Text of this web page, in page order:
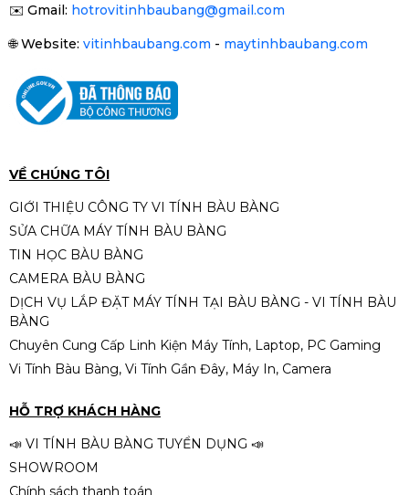
✉️ Gmail: hotrovitinhbaubang@gmail.com
🌐Website: vitinhbaubang.com - maytinhbaubang.com
VỀ CHÚNG TÔI
GIỚI THIỆU CÔNG TY VI TÍNH BÀU BÀNG
SỬA CHỮA MÁY TÍNH BÀU BÀNG
TIN HỌC BÀU BÀNG
CAMERA BÀU BÀNG
DỊCH VỤ LẮP ĐẶT MÁY TÍNH TẠI BÀU BÀNG - VI TÍNH BÀU
BÀNG
Chuyên Cung Cấp Linh Kiện Máy Tính, Laptop, PC Gaming
Vi Tính Bàu Bàng, Vi Tính Gần Đây, Máy In, Camera
HỖ TRỢ KHÁCH HÀNG
📣 VI TÍNH BÀU BÀNG TUYỂN DỤNG 📣
SHOWROOM
Chính sách thanh toán